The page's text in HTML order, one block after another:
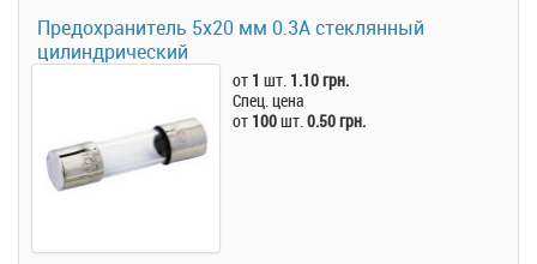
Предохранитель 5x20 мм 0.3A стеклянный
цилиндрический
от 1 шт. 1.10 грн.
Спец. цена
от 100шт.0.50 грн.